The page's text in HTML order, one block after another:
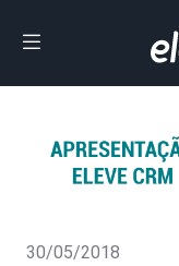
30/05/2018